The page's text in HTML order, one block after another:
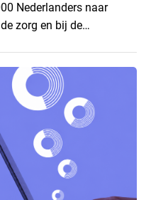
Nederlanders naar
zorg en bij de
zij een grens? Dit
Miles